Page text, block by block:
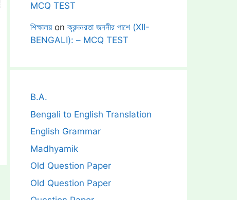
MCQ TEST
শিক্ষালয়onক্রন্দনরতা জননীর পাশে (XII-
BENGALI): – MCQ TEST
B.A.
Bengali to English Translation
English Grammar
Madhyamik
Old Question Paper
Old Question Paper